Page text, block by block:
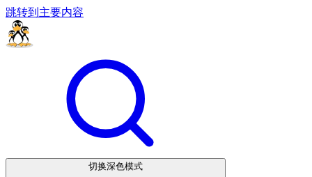
跳转到主要内容
切换深色模式